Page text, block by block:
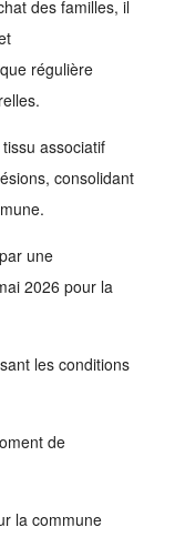
des familles, il
régulière
associatif
consolidant
une
2026 pour la
les conditions
de
la commune